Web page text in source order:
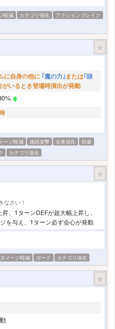
軽減 カテゴリ強化
アクションブレイク
★
に自身の他に ｢魔の力｣または｢頭
がいるとき登場時演出が発動
ージ軽減 連続攻撃 全体強化
回避
カテゴリ強化
★
なさい！
、1ターンDEFが超大幅上昇し、
を与え、1ターン必ず会心が発動
ダメージ軽減 ガード カテゴリ強化
★